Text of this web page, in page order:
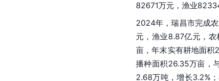
82671万元，渔业
2024年，瑞昌市完成
元，渔业8.87亿元，
亩，年末实有耕地面积
播种面积26.35万亩，
2.68万吨，增长3.2%